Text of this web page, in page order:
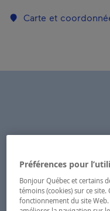
Carte et
Préférences pour
Bonjour Québec et certains
témoins (cookies) sur ce
fonctionnement du site